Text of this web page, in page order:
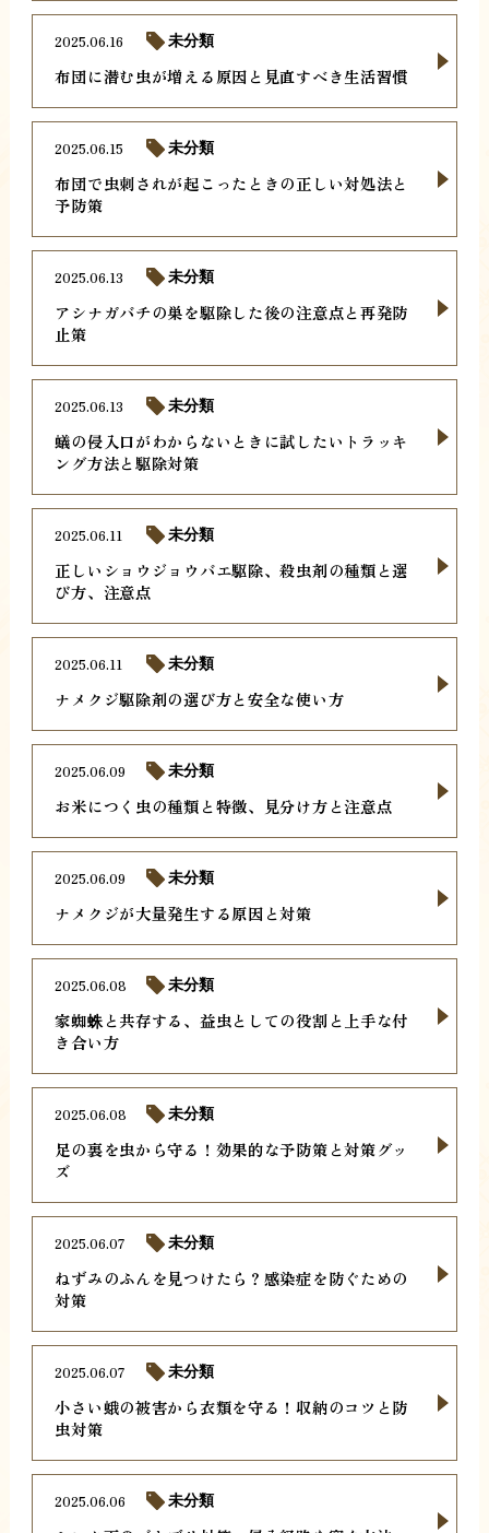
布団に潜む虫が増える原因と見直すべき生活習慣
2025.06.16 未分類
布団で虫刺されが起こったときの正しい対処法と
予防策
2025.06.15 未分類
アシナガバチの巣を駆除した後の注意点と再発防
止策
2025.06.13 未分類
蟻の侵入口がわからないときに試したいトラッキ
ング方法と駆除対策
2025.06.13 未分類
正しいショウジョウバエ駆除、殺虫剤の種類と選
び方、注意点
2025.06.11 未分類
ナメクジ駆除剤の選び方と安全な使い方
2025.06.11 未分類
お米につく虫の種類と特徴、見分け方と注意点
2025.06.09 未分類
ナメクジが大量発生する原因と対策
2025.06.09 未分類
家蜘蛛と共存する、益虫としての役割と上手な付
き合い方
2025.06.08 未分類
足の裏を虫から守る！効果的な予防策と対策グッ
ズ
2025.06.08 未分類
ねずみのふんを見つけたら？感染症を防ぐための
対策
2025.06.07 未分類
小さい蛾の被害から衣類を守る！収納のコツと防
虫対策
2025.06.07 未分類
2025.06.06 未分類